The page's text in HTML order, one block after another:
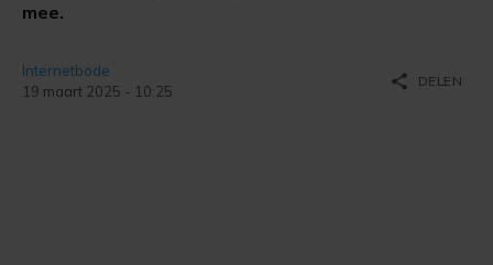
mee.
Internetbode
19 maart 2025 - 10:25
share DELEN